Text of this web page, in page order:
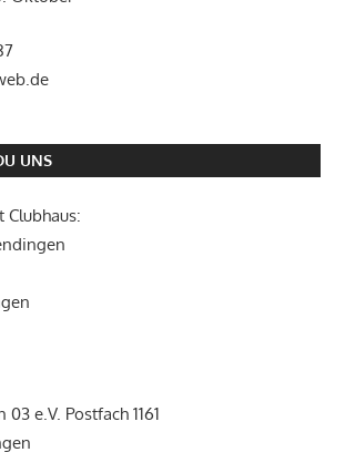
UNS
e.V. Postfach 1161